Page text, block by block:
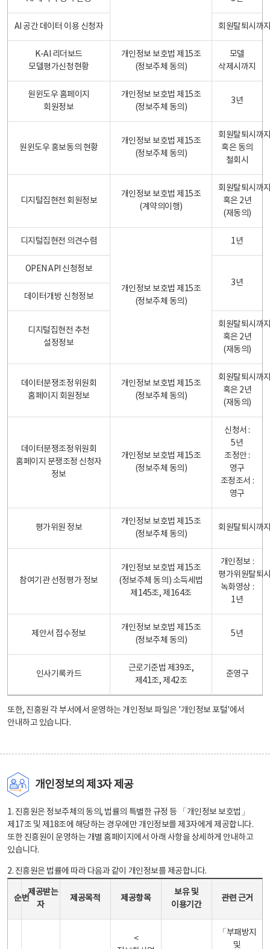
AI 공간 데이터 이용 신청자 회원탈퇴시까
K-AI 리더보드
모델평가신청현황
개인정보 보호법 제15조
(정보주체 동의)
모델
삭제시까지
원윈도우 홈페이지
회원정보
개인정보 보호법 제15조
(정보주체 동의)
3년
원윈도우 홍보동의 현황
개인정보 보호법 제15조
(정보주체 동의)
회원탈퇴시까
혹은 동의
철회시
디지털집현전 회원정보
개인정보 보호법 제15조
(계약의이행)
회원탈퇴시까
혹은 2년
(재동의)
디지털집현전 의견수렴
개인정보 보호법 제15조
(정보주체 동의)
1년
OPEN API 신청정보
3년
데이터개방 신청정보
디지털집현전 추천
설정정보
회원탈퇴시까
혹은 2년
(재동의)
데이터분쟁조정위원회
홈페이지 회원정보
개인정보 보호법 제15조
(정보주체 동의)
회원탈퇴시까
혹은 2년
(재동의)
데이터분쟁조정위원회
홈페이지 분쟁조정 신청자
정보
개인정보 보호법 제15조
(정보주체 동의)
신청서 :
5년
조정안 :
영구
조정조서 :
영구
평가위원 정보
개인정보 보호법 제15조
(정보주체 동의)
회원탈퇴시까
참여기관 선정평가 정보
개인정보 보호법 제15조
(정보주체 동의) 소득세법
제145조, 제164조
개인정보 :
평가위원탈퇴
녹화영상 :
1년
제안서 접수정보
개인정보 보호법 제15조
(정보주체 동의)
5년
인사기록카드
근로기준법 제39조,
제41조, 제42조
준영구
또한, 진흥원 각 부서에서 운영하는 개인정보 파일은 '개인정보 포털'에서
안내하고 있습니다.
개인정보의 제3자 제공
1. 진흥원은 정보주체의 동의, 법률의 특별한 규정 등 「개인정보 보호법」
제17조 및 제18조에 해당하는 경우에만 개인정보를 제3자에게 제공합니다.
또한 진흥원이 운영하는 개별 홈페이지에서 아래 사항을 상세하게 안내하고
있습니다.
2. 진흥원은 법률에 따라 다음과 같이 개인정보를 제공합니다.
순번
제공받는
자
제공목적 제공항목
보유 및
이용기간
관련 근거
<
「부패방지
및